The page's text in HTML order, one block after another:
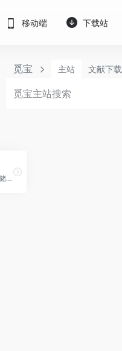
移动端 下载站
觅宝 主站 文献下载
最大的线上存储平台